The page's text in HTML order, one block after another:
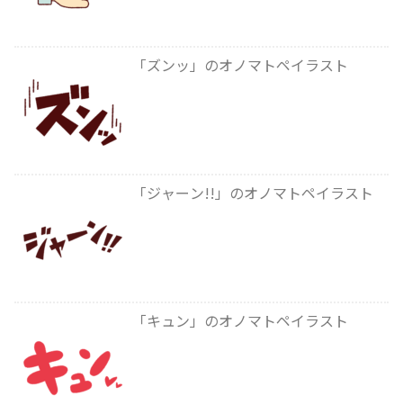
「ズンッ」のオノマトペイラスト
「ジャーン!!」のオノマトペイラスト
「キュン」のオノマトペイラスト